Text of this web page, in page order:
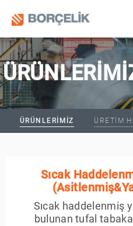
ÜRÜNLERIMIZ ÜRETIM
Sıcak
Sıcak haddelenmiş
bulunan tufal